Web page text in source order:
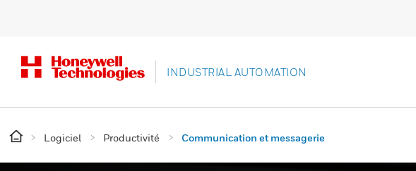
INDUSTRIAL AUTOMATION
Logiciel Productivité Communication et messagerie